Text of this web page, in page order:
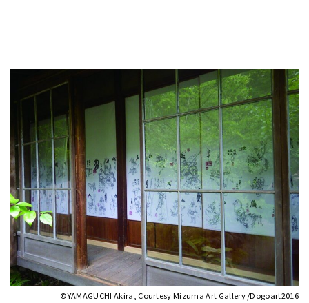
©︎YAMAGUCHI Akira, Courtesy Mizuma Art Gallery /Dogoart2016